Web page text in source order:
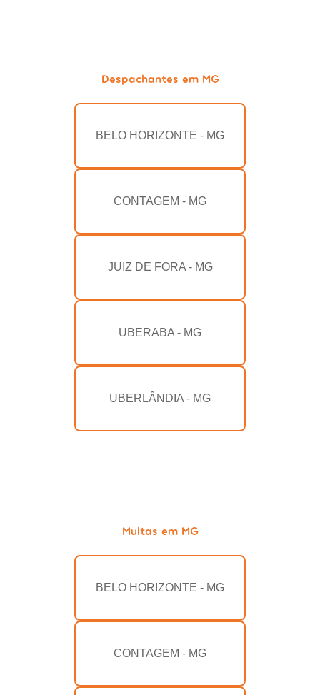
Despachantes em MG
BELO HORIZONTE - MG
CONTAGEM - MG
JUIZ DE FORA - MG
UBERABA - MG
UBERLÂNDIA - MG
Multas em MG
BELO HORIZONTE - MG
CONTAGEM - MG